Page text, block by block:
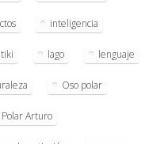
inteligencia
lago lenguaje
Oso polar
Polar Arturo